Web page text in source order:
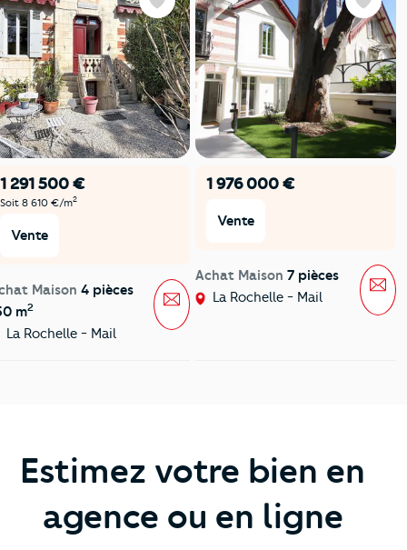
1 291 500 €
Soit 8 610 €/m2
Vente
Maison 4 pièces
m2
La Rochelle - Mail
Favoris
Message
1 976 000 €
Vente
Achat Maison 7 pièces
La Rochelle - Mail
Favoris
Estimez votre bien en
agence ou en ligne